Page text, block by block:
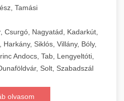
Tamási
Csurgó, Nagyatád, Kadarkút,
Siklós, Villány, Bóly,
Andocs, Tab, Lengyeltóti,
Solt, Szabadszál
olvasom